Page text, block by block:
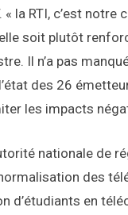
« la RTI, c’est
soit plutôt
Il n’a pas
des 26
les impacts
nationale de
des
d’étudiants en